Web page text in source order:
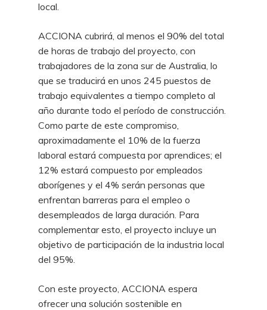
local.
ACCIONA cubrirá, al menos el 90% del total
de horas de trabajo del proyecto, con
trabajadores de la zona sur de Australia, lo
que se traducirá en unos 245 puestos de
trabajo equivalentes a tiempo completo al
año durante todo el período de construcción.
Como parte de este compromiso,
aproximadamente el 10% de la fuerza
laboral estará compuesta por aprendices; el
12% estará compuesto por empleados
aborígenes y el 4% serán personas que
enfrentan barreras para el empleo o
desempleados de larga duración. Para
complementar esto, el proyecto incluye un
objetivo de participación de la industria local
del 95%.
Con este proyecto, ACCIONA espera
ofrecer una solución sostenible en